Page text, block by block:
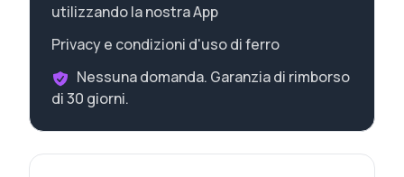
utilizzando la nostra App
Privacy e condizioni d'uso di ferro
Nessuna domanda. Garanzia di rimborso
di 30 giorni.